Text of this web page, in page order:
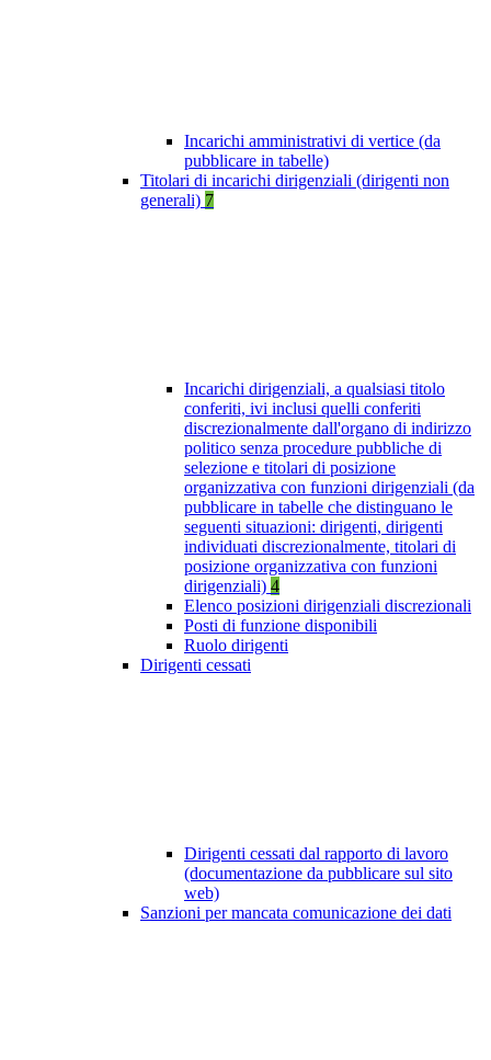
Incarichi amministrativi di vertice (da
pubblicare in tabelle)
Titolari di incarichi dirigenziali (dirigenti non
generali) 7
Incarichi dirigenziali, a qualsiasi titolo
conferiti, ivi inclusi quelli conferiti
discrezionalmente dall'organo di indirizzo
politico senza procedure pubbliche di
selezione e titolari di posizione
organizzativa con funzioni dirigenziali (da
pubblicare in tabelle che distinguano le
seguenti situazioni: dirigenti, dirigenti
individuati discrezionalmente, titolari di
posizione organizzativa con funzioni
dirigenziali) 4
Elenco posizioni dirigenziali discrezionali
Posti di funzione disponibili
Ruolo dirigenti
Dirigenti cessati
Dirigenti cessati dal rapporto di lavoro
(documentazione da pubblicare sul sito
web)
Sanzioni per mancata comunicazione dei dati